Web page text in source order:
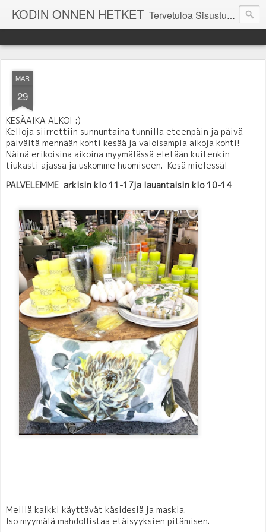
KODIN ONNEN HETKET Tervetuloa Sisustustalo Kodinonnen "kuulumisia Kodinonnesta" -sivuille. Näillä sivuilla kerromme ajankohtaisia asioita myymälämme tapahtumista. Toivottavasti viihdyt seurassamme!
MAR
29
KESÄAIKA ALKOI :)
Kelloja siirrettiin sunnuntaina tunnilla eteenpäin ja päivä
päivältä mennään kohti kesää ja valoisampia aikoja kohti!
Näinä erikoisina aikoina myymälässä eletään kuitenkin
tiukasti ajassa ja uskomme huomiseen. Kesä mielessä!
PALVELEMME arkisin klo 11-17ja lauantaisin klo 10-14
Meillä kaikki käyttävät käsidesiä ja maskia.
Iso myymälä mahdollistaa etäisyyksien pitämisen.